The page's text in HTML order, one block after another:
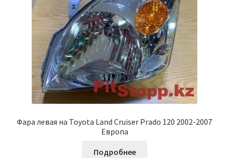
Фара левая на Toyota Land Cruiser Prado 120 2002-2007
Европа
Подробнее